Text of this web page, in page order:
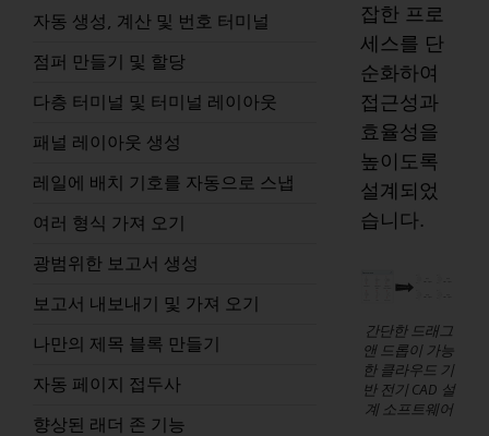
자동 생성, 계산 및 번호 터미널
점퍼 만들기 및 할당
다층 터미널 및 터미널 레이아웃
패널 레이아웃 생성
레일에 배치 기호를 자동으로 스냅
여러 형식 가져 오기
광범위한 보고서 생성
보고서 내보내기 및 가져 오기
나만의 제목 블록 만들기
자동 페이지 접두사
향상된 래더 존 기능
잡한 프로
세스를 단
순화하여
접근성과
효율성을
높이도록
설계되었
습니다.
간단한 드래그
앤 드롭이 가능
한 클라우드 기
반 전기 CAD 설
계 소프트웨어